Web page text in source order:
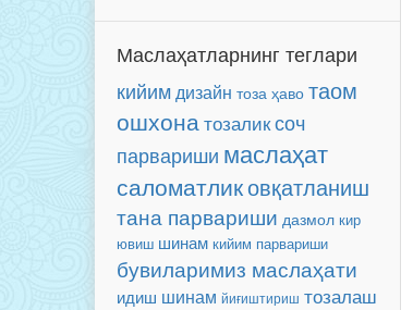
Маслаҳатларнинг теглари
кийимдизайн тоза ҳаво таом
ошхонатозаликсоч
парвариши маслаҳат
саломатликовқатланиш
тана парвариши дазмол кир
ювиш шинам кийим парвариши
бувиларимиз маслаҳати
идиш шинам йиғиштириш тозалаш